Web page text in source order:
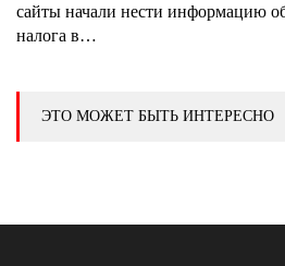
сайты начали нести информацию
налога в…
ЭТО МОЖЕТ БЫТЬ ИНТЕРЕСНО